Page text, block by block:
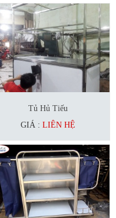
Tủ Hủ Tiếu
GIÁ : LIÊN HỆ